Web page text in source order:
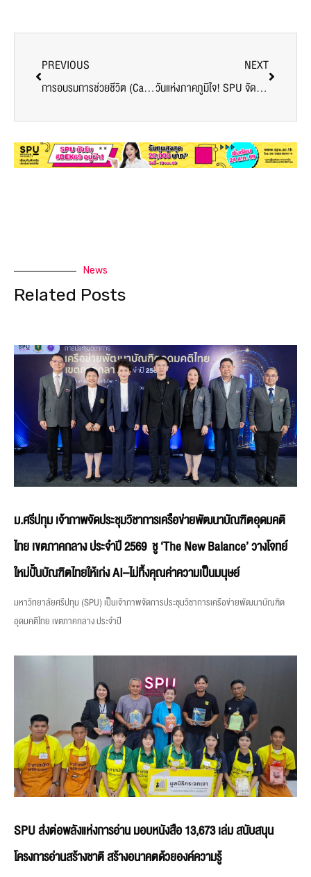
PREVIOUS
การอบรมการช่วยชีวิต (Cardiopulmonary Resuscitation : CPR)
NEXT
วันแห่งภาคภูมิใจ! SPU จัดงานเลี้ยงมอบรางวัลสนับสนุนทัพนักกีฬา ชุดสู้ศึกนนทรีเกมส์ ครั้งที่ 49
News
Related Posts
ม.ศรีปทุม เจ้าภาพจัดประชุมวิชาการเครือข่ายพัฒนาบัณฑิตอุดมคติ
ไทย เขตภาคกลาง ประจำปี 2569 ชู ‘The New Balance’ วางโจทย์
ใหม่ปั้นบัณฑิตไทยให้เก่ง AI–ไม่ทิ้งคุณค่าความเป็นมนุษย์
มหาวิทยาลัยศรีปทุม (SPU) เป็นเจ้าภาพจัดการประชุมวิชาการเครือข่ายพัฒนาบัณฑิต
อุดมคติไทย เขตภาคกลาง ประจำปี
SPU ส่งต่อพลังแห่งการอ่าน มอบหนังสือ 13,673 เล่ม สนับสนุน
โครงการอ่านสร้างชาติ สร้างอนาคตด้วยองค์ความรู้